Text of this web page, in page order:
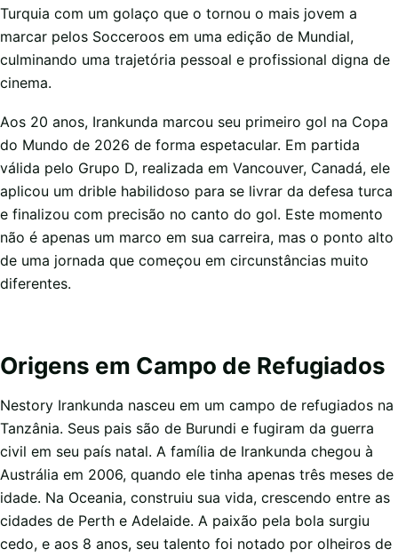
Turquia com um golaço que o tornou o mais jovem a
marcar pelos Socceroos em uma edição de Mundial,
culminando uma trajetória pessoal e profissional digna de
cinema.
Aos 20 anos, Irankunda marcou seu primeiro gol na Copa
do Mundo de 2026 de forma espetacular. Em partida
válida pelo Grupo D, realizada em Vancouver, Canadá, ele
aplicou um drible habilidoso para se livrar da defesa turca
e finalizou com precisão no canto do gol. Este momento
não é apenas um marco em sua carreira, mas o ponto alto
de uma jornada que começou em circunstâncias muito
diferentes.
Origens em Campo de Refugiados
Nestory Irankunda nasceu em um campo de refugiados na
Tanzânia. Seus pais são de Burundi e fugiram da guerra
civil em seu país natal. A família de Irankunda chegou à
Austrália em 2006, quando ele tinha apenas três meses de
idade. Na Oceania, construiu sua vida, crescendo entre as
cidades de Perth e Adelaide. A paixão pela bola surgiu
cedo, e aos 8 anos, seu talento foi notado por olheiros de